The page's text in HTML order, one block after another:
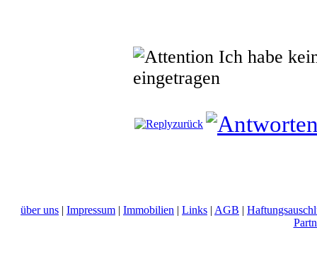
Ich habe
eingetragen
zurück
über uns | Impressum | Immobilien | Links | AGB |